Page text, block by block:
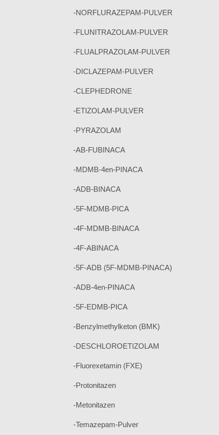
-NORFLURAZEPAM-PULVER
-FLUNITRAZOLAM-PULVER
-FLUALPRAZOLAM-PULVER
-DICLAZEPAM-PULVER
-CLEPHEDRONE
-ETIZOLAM-PULVER
-PYRAZOLAM
-AB-FUBINACA
-MDMB-4en-PINACA
-ADB-BINACA
-5F-MDMB-PICA
-4F-MDMB-BINACA
-4F-ABINACA
-5F-ADB (5F-MDMB-PINACA)
-ADB-4en-PINACA
-5F-EDMB-PICA
-Benzylmethylketon (BMK)
-DESCHLOROETIZOLAM
-Fluorexetamin (FXE)
-Protonitazen
-Metonitazen
-Temazepam-Pulver